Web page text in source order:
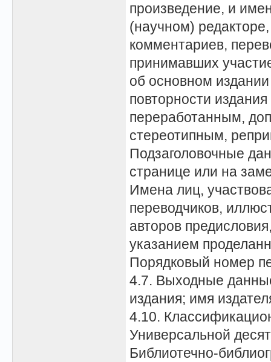
произведение, и
(научном)
комментариев,
принимавших
об основном
повторности
переработанным,
стереотипным,
Подзаголовочные
странице или на
Имена лиц,
переводчиков,
авторов
указанием
Порядковый номер
4.7. Выходные
издания; имя
4.10.
Универсальной
Библиотечно-